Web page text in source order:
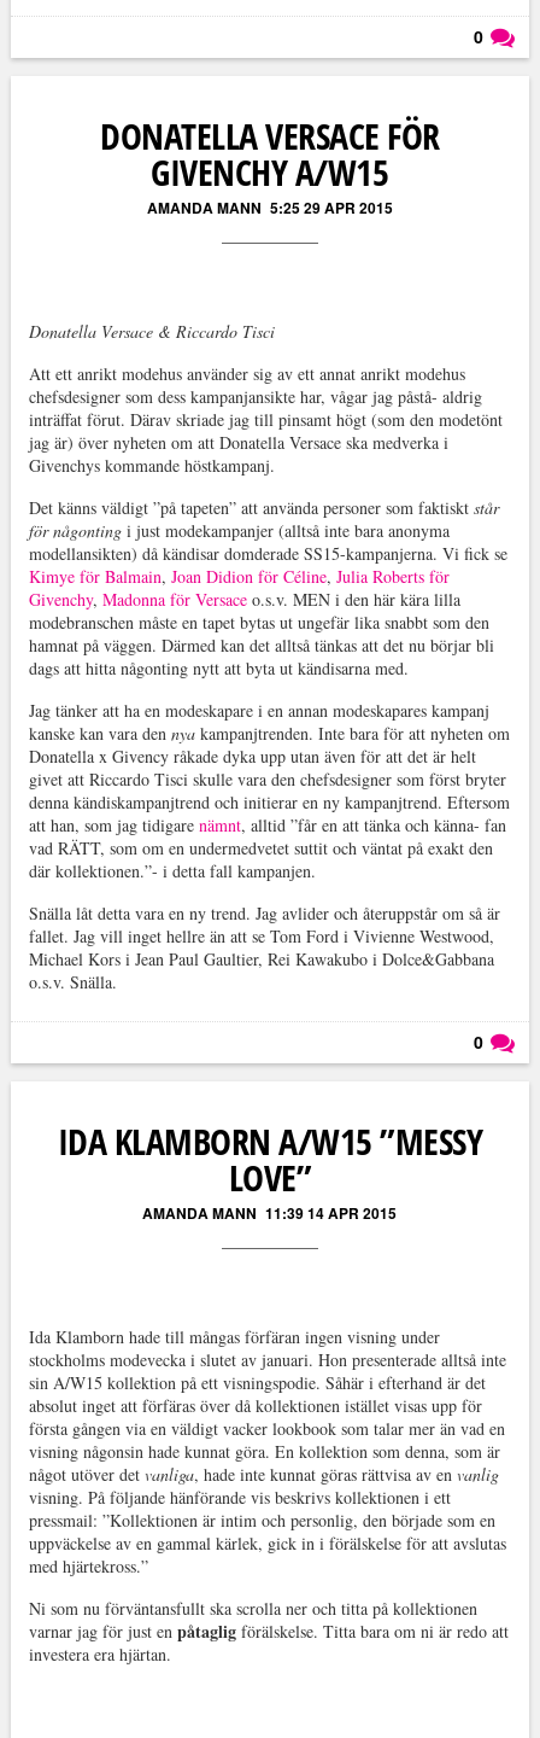
0
DONATELLA VERSACE FÖR
GIVENCHY A/W15
AMANDA MANN 5:25 29 APR 2015
Donatella Versace & Riccardo Tisci
Att ett anrikt modehus använder sig av ett annat anrikt modehus
chefsdesigner som dess kampanjansikte har, vågar jag påstå- aldrig
inträffat förut. Därav skriade jag till pinsamt högt (som den modetönt
jag är) över nyheten om att Donatella Versace ska medverka i
Givenchys kommande höstkampanj.
Det känns väldigt ”på tapeten” att använda personer som faktiskt står
för någontingi just modekampanjer (alltså inte bara anonyma
modellansikten) då kändisar domderade SS15-kampanjerna. Vi fick se
Kimye för Balmain, Joan Didion för Céline, Julia Roberts för
Givenchy, Madonna för Versaceo.s.v. MEN i den här kära lilla
modebranschen måste en tapet bytas ut ungefär lika snabbt som den
hamnat på väggen. Därmed kan det alltså tänkas att det nu börjar bli
dags att hitta någonting nytt att byta ut kändisarna med.
Jag tänker att ha en modeskapare i en annan modeskapares kampanj
kanske kan vara den nyakampanjtrenden. Inte bara för att nyheten om
Donatella x Givency råkade dyka upp utan även för att det är helt
givet att Riccardo Tisci skulle vara den chefsdesigner som först bryter
denna kändiskampanjtrend och initierar en ny kampanjtrend. Eftersom
att han, som jag tidigare nämnt, alltid ”får en att tänka och känna- fan
vad RÄTT, som om en undermedvetet suttit och väntat på exakt den
där kollektionen.”- i detta fall kampanjen.
Snälla låt detta vara en ny trend. Jag avlider och återuppstår om så är
fallet. Jag vill inget hellre än att se Tom Ford i Vivienne Westwood,
Michael Kors i Jean Paul Gaultier, Rei Kawakubo i Dolce&Gabbana
o.s.v. Snälla.
0
IDA KLAMBORN A/W15 ”MESSY
LOVE”
AMANDA MANN 11:39 14 APR 2015
Ida Klamborn hade till mångas förfäran ingen visning under
stockholms modevecka i slutet av januari. Hon presenterade alltså inte
sin A/W15 kollektion på ett visningspodie. Såhär i efterhand är det
absolut inget att förfäras över då kollektionen istället visas upp för
första gången via en väldigt vacker lookbook som talar mer än vad en
visning någonsin hade kunnat göra. En kollektion som denna, som är
något utöver det vanliga, hade inte kunnat göras rättvisa av en vanlig
visning. På följande hänförande vis beskrivs kollektionen i ett
pressmail: ”Kollektionen är intim och personlig, den började som en
uppväckelse av en gammal kärlek, gick in i förälskelse för att avslutas
med hjärtekross.”
Ni som nu förväntansfullt ska scrolla ner och titta på kollektionen
varnar jag för just en påtagligförälskelse. Titta bara om ni är redo att
investera era hjärtan.